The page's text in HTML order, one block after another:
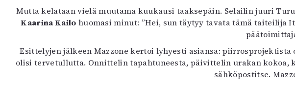
Mutta kelataan vielä muutama kuukausi taaksepäin. Selailin juuri
Kaarina Kailo huomasi minut: ”Hei, sun täytyy tavata tämä taiteilija
Esittelyjen jälkeen Mazzone kertoi lyhyesti asiansa:
olisi tervetullutta. Onnittelin tapahtuneesta, päivittelin urakan kokoa,
sähköpostitse.